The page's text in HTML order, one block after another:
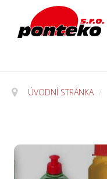
ÚVODNÍ STRÁNKA /